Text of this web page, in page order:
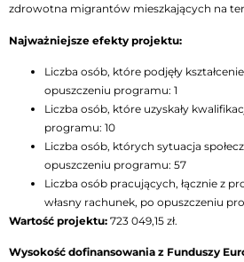
zdrowotna migrantów mieszkających na
Najważniejsze efekty projektu:
Liczba osób, które podjęły
opuszczeniu programu: 1
Liczba osób, które uzyskały
programu: 10
Liczba osób, których sytuacja
opuszczeniu programu: 57
Liczba osób pracujących, łącznie z
własny rachunek, po opuszczeniu
Wartość projektu: 723 049,15 zł.
Wysokość dofinansowania z Funduszy